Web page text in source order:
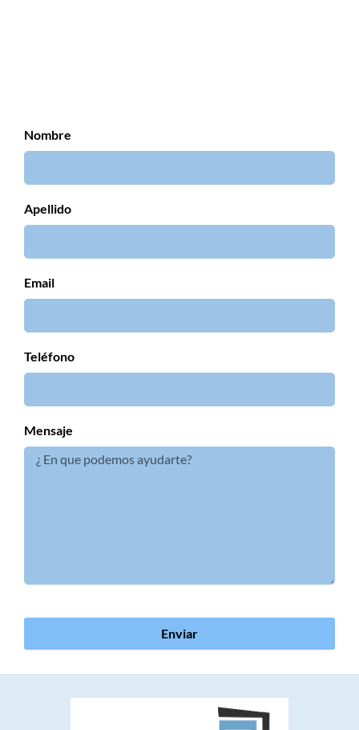
Nombre
Apellido
Email
Teléfono
Mensaje
Enviar